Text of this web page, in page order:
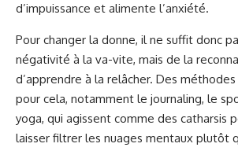
d’impuissance et alimente l’anxiété.
Pour changer la donne, il ne suffit donc
négativité à la va-vite, mais de la
d’apprendre à la relâcher. Des
pour cela, notamment le journaling, le
yoga, qui agissent comme des catharsis
laisser filtrer les nuages mentaux plutôt